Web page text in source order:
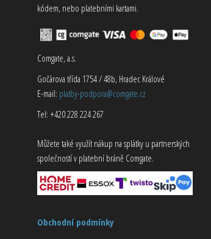
kódem, nebo platebními kartami.
Comgate, a.s.
Gočárova třída 1754 / 48b, Hradec Králové
E-mail: platby-podpora@comgate.cz
Tel: +420 228 224 267
Můžete také využít nákup na splátky u partnerských
společností v platební bráně Comgate.
Obchodní podmínky